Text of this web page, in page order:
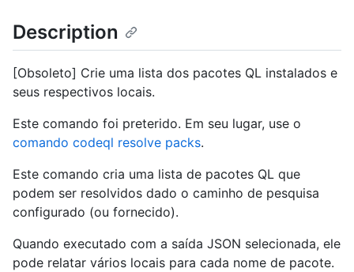
Description
[Obsoleto] Crie uma lista dos pacotes QL instalados e
seus respectivos locais.
Este comando foi preterido. Em seu lugar, use o
comando codeql resolve packs.
Este comando cria uma lista de pacotes QL que
podem ser resolvidos dado o caminho de pesquisa
configurado (ou fornecido).
Quando executado com a saída JSON selecionada, ele
pode relatar vários locais para cada nome de pacote.